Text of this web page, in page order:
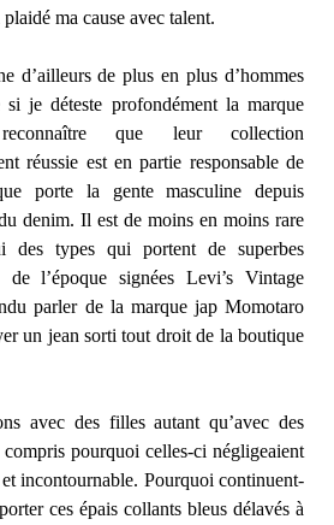
ma cause avec talent.
d’ailleurs de plus en plus d’hommes
si je déteste profondément la marque
que leur collection
réussie est en partie responsable de
porte la gente masculine depuis
denim. Il est de moins en moins rare
des types qui portent de superbes
l’époque signées Levi’s Vintage
parler de la marque jap Momotaro
un jean sorti tout droit de la boutique
avec des filles autant qu’avec des
compris pourquoi celles-ci négligeaient
incontournable. Pourquoi continuent-
ces épais collants bleus délavés à